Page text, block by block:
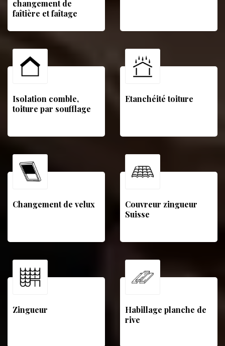
changement de
faîtière et faîtage
Isolation comble,
toiture par soufflage
Etanchéité toiture
Changement de velux
Couvreur zingueur
Suisse
Zingueur
Habillage planche de
rive